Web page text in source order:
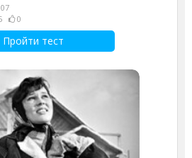
0
Пройти тест